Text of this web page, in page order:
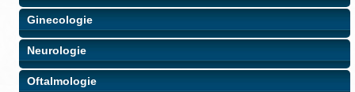
Ginecologie
Neurologie
Oftalmologie